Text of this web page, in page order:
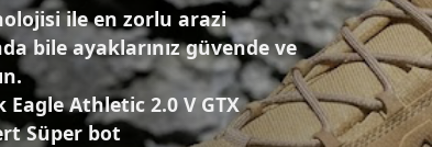
ile en zorlu arazi
bile ayaklarınız güvende ve
Eagle Athletic 2.0 V GTX
Süper bot